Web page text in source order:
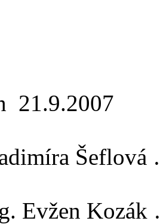
21.9.2007
Evžen